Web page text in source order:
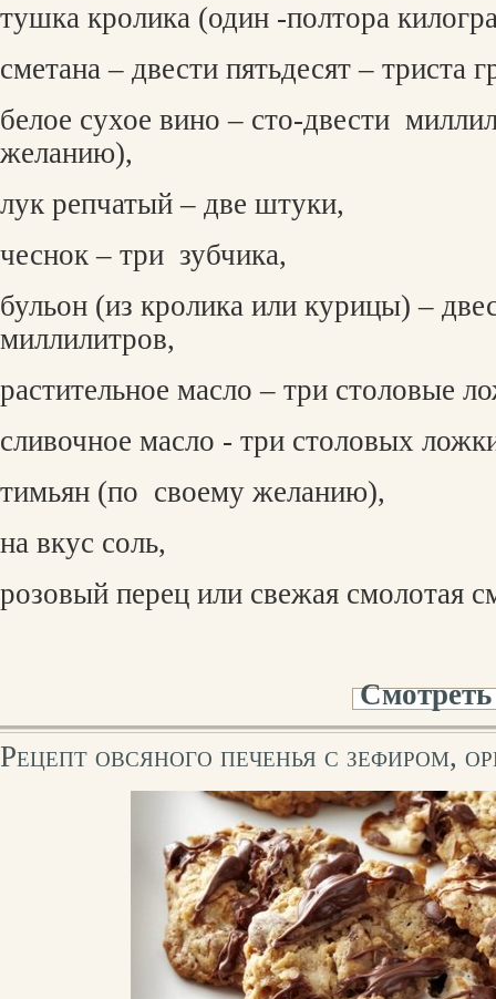
тушка кролика (один -полтора
сметана – двести пятьдесят – триста
белое сухое вино – сто-двести
желанию),
лук репчатый – две штуки,
чеснок – три зубчика,
бульон (из кролика или курицы) –
миллилитров,
растительное масло – три столовые
сливочное масло - три столовых
тимьян (по своему желанию),
на вкус соль,
розовый перец или свежая смолотая
Рецепт овсяного печенья с зефиром,